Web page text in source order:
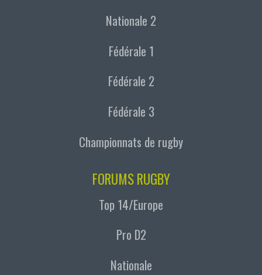
Nationale 2
Fédérale 1
Fédérale 2
Fédérale 3
Championnats de rugby
FORUMS RUGBY
Top 14/Europe
Pro D2
Nationale